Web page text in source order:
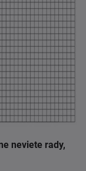
neviete rady,